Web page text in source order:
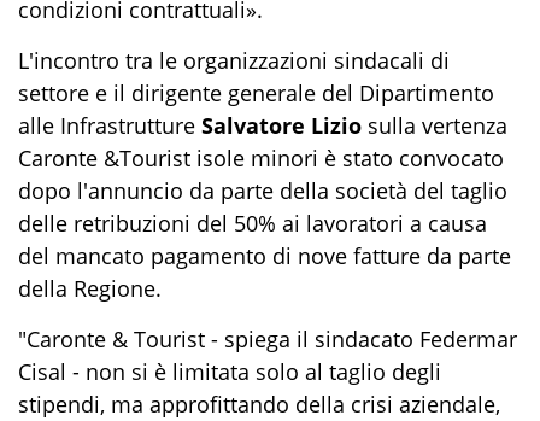
condizioni contrattuali».
L'incontro tra le organizzazioni sindacali di
settore e il dirigente generale del Dipartimento
alle Infrastrutture Salvatore Lizio sulla vertenza
Caronte &Tourist isole minori è stato convocato
dopo l'annuncio da parte della società del taglio
delle retribuzioni del 50% ai lavoratori a causa
del mancato pagamento di nove fatture da parte
della Regione.
"Caronte & Tourist - spiega il sindacato Federmar
Cisal - non si è limitata solo al taglio degli
stipendi, ma approfittando della crisi aziendale,